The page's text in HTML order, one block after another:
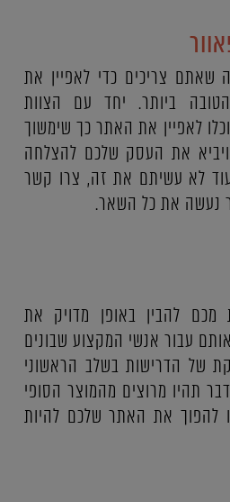
שאתם צריכים כדי לאפיין את
ביותר. יחד עם הצוות
לאפיין את האתר כך שימשוך
את העסק שלכם להצלחה
לא עשיתם את זה, צרו קשר
נעשה את כל השאר.
להבין באופן מדויק את
עבור אנשי המקצוע שבונים
של הדרישות בשלב הראשוני
תהיו מרוצים מהמוצר הסופי
להפוך את האתר שלכם להיות